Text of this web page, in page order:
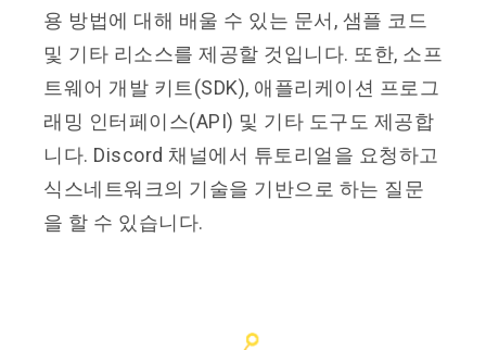
용 방법에 대해 배울 수 있는 문서, 샘플 코드
및 기타 리소스를 제공할 것입니다. 또한, 소프
트웨어 개발 키트(SDK), 애플리케이션 프로그
래밍 인터페이스(API) 및 기타 도구도 제공합
니다. Discord 채널에서 튜토리얼을 요청하고
식스네트워크의 기술을 기반으로 하는 질문
을 할 수 있습니다.